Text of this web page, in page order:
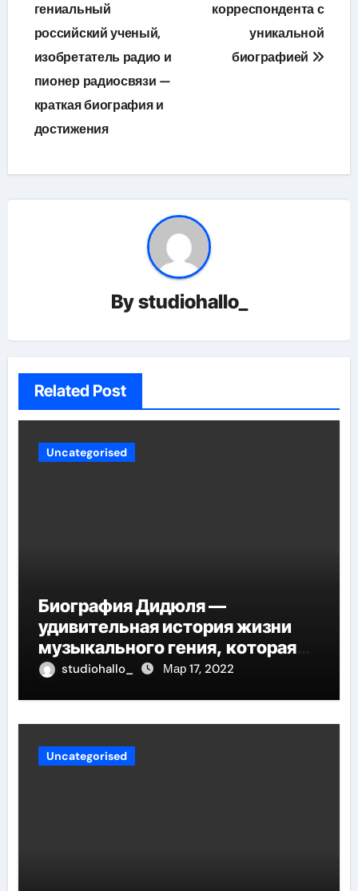
записям
гениальный
российский ученый,
изобретатель радио и
пионер радиосвязи —
краткая биография и
достижения
корреспондента с
уникальной
биографией
Bystudiohallo_
Related Post
Uncategorised
Биография Дидюля —
удивительная история жизни
музыкального гения, которая
проникнет в самые глубины
studiohallo_ Мар 17, 2022
Uncategorised